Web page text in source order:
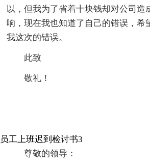
以，但我为了省着十块钱却对公司造
响，现在我也知道了自己的错误，希
我这次的错误。
此致
敬礼！
员工上班迟到检讨书3
尊敬的领导：